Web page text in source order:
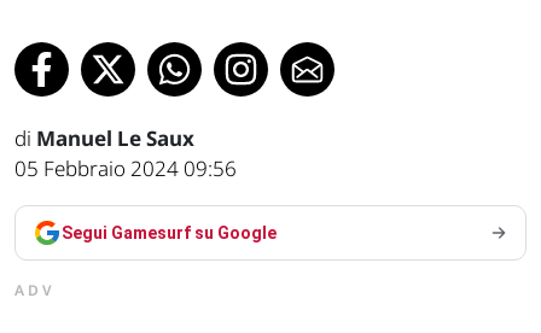
di Manuel Le Saux
05 Febbraio 2024 09:56
Segui Gamesurf su Google
ADV